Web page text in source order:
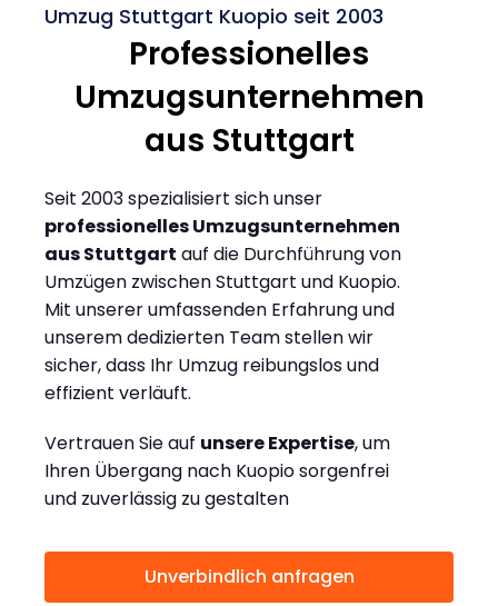
Umzug Stuttgart Kuopio seit 2003
Professionelles
Umzugsunternehmen
aus Stuttgart
Seit 2003 spezialisiert sich unser
professionelles Umzugsunternehmen
aus Stuttgart auf die Durchführung von
Umzügen zwischen Stuttgart und Kuopio.
Mit unserer umfassenden Erfahrung und
unserem dedizierten Team stellen wir
sicher, dass Ihr Umzug reibungslos und
effizient verläuft.
Vertrauen Sie auf unsere Expertise, um
Ihren Übergang nach Kuopio sorgenfrei
und zuverlässig zu gestalten
Unverbindlich anfragen